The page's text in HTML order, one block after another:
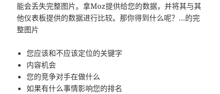
能会丢失完整图片。拿Moz提供给您的数据，并将其与其
他仪表板提供的数据进行比较。那你得到什么呢？…的完
整图片
您应该和不应该定位的关键字
内容机会
您的竞争对手在做什么
如果有什么事情影响您的排名